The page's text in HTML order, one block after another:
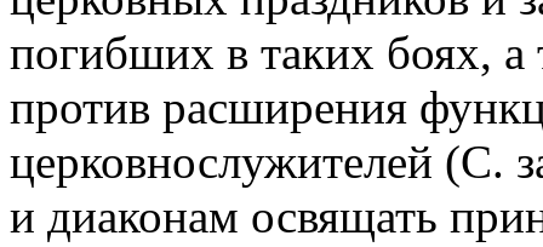
погибших в таких боях, а
против расширения
церковнослужителей (С.
и диаконам освящать